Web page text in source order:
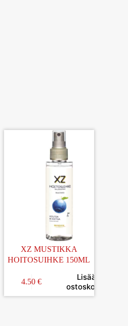
XZ MUSTIKKA
HOITOSUIHKE 150ML
4.50€
Lisää
ostoskoriin